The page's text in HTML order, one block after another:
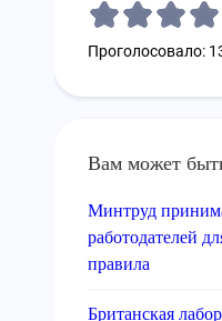
Проголосовало:
Вам может
Минтруд
работодателей
правила
Британская